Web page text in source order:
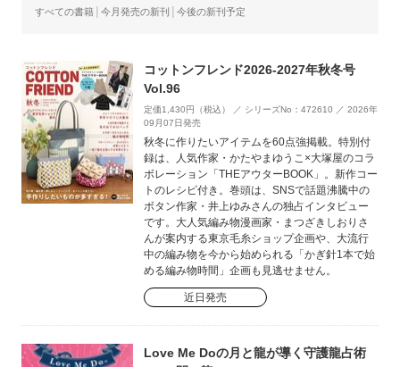
すべての書籍 今月発売の新刊 今後の新刊予定
コットンフレンド2026-2027年秋冬号
Vol.96
定価1,430円（税込） ／ シリーズNo：472610 ／ 2026年
09月07日発売
秋冬に作りたいアイテムを60点強掲載。特別付
録は、人気作家・かたやまゆうこ×大塚屋のコラ
ボレーション「THEアウターBOOK」。新作コー
トのレシピ付き。巻頭は、SNSで話題沸騰中の
ボタン作家・井上ゆみさんの独占インタビュー
です。大人気編み物漫画家・まつざきしおりさ
んが案内する東京毛糸ショップ企画や、大流行
中の編み物を今から始められる「かぎ針1本で始
める編み物時間」企画も見逃せません。
近日発売
Love Me Doの月と龍が導く守護龍占術